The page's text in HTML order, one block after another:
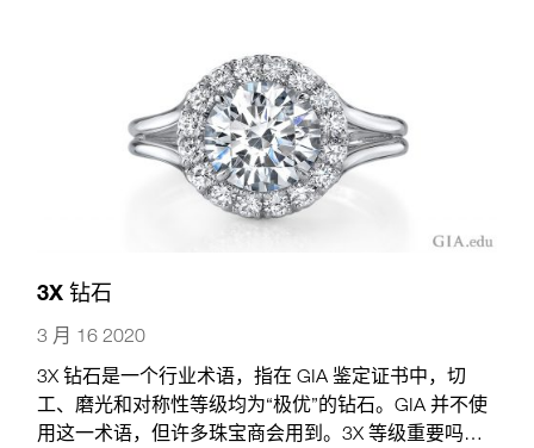
3X 钻石
3 月 16 2020
3X 钻石是一个行业术语，指在 GIA 鉴定证书中，切
工、磨光和对称性等级均为“极优”的钻石。GIA 并不使
用这一术语，但许多珠宝商会用到。3X 等级重要吗？